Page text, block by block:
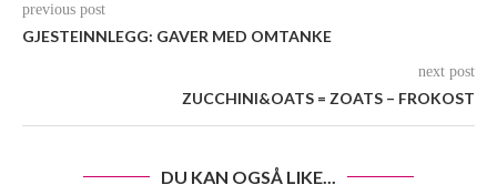
previous post
GJESTEINNLEGG: GAVER MED OMTANKE
next post
ZUCCHINI&OATS = ZOATS – FROKOST
DU KAN OGSÅ LIKE...